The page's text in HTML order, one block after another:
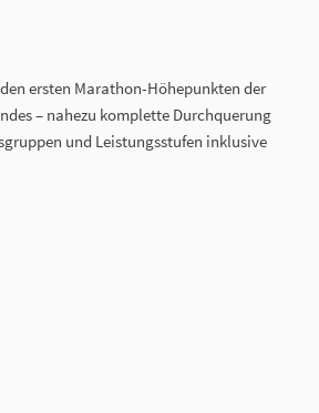
ersten Marathon-Höhepunkten der
– nahezu komplette Durchquerung
und Leistungsstufen inklusive